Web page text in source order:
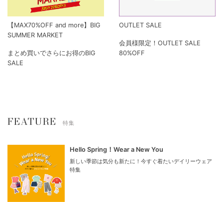
【MAX70%OFF and more】BIG
SUMMER MARKET
まとめ買いでさらにお得のBIG
SALE
OUTLET SALE
会員様限定！OUTLET SALE
80%OFF
FEATURE 特集
Hello Spring！Wear a New You
新しい季節は気分も新たに！今すぐ着たいデイリーウェア
特集